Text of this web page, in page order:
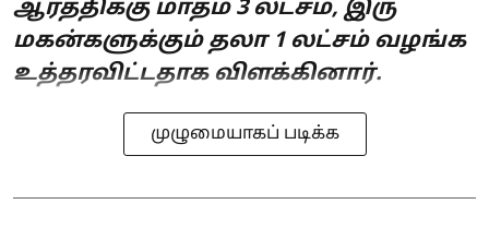
ஆர்த்திக்கு மாதம் 3 லட்சம், இரு
மகன்களுக்கும் தலா 1 லட்சம் வழங்க
உத்தரவிட்டதாக விளக்கினார்.
முழுமையாகப் படிக்க